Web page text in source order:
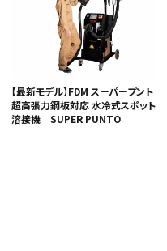
【最新モデル】FDM スーパープント
超高張力鋼板対応 水冷式スポット
溶接機｜SUPER PUNTO